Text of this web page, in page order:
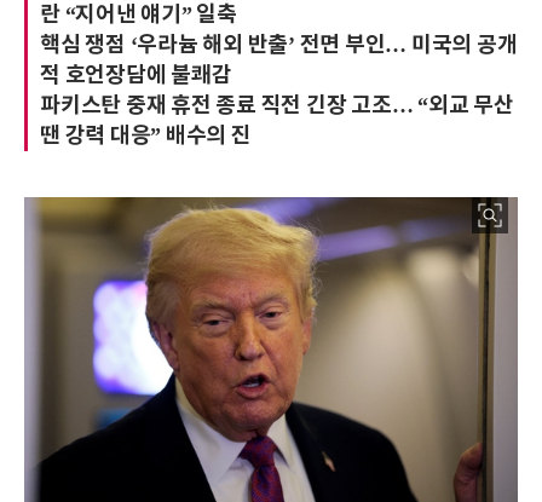
란 “지어낸 얘기” 일축
핵심 쟁점 ‘우라늄 해외 반출’ 전면 부인… 미국의 공개
적 호언장담에 불쾌감
파키스탄 중재 휴전 종료 직전 긴장 고조… “외교 무산
땐 강력 대응” 배수의 진